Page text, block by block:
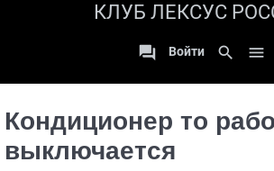
КЛУБ ЛЕКСУС
 Войти search 
Кондиционер то
выключается